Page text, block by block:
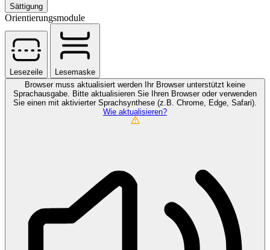
Sättigung
Orientierungsmodule
Lesezeile
Lesemaske
Browser muss aktualisiert werden
Ihr Browser unterstützt keine
Sprachausgabe. Bitte aktualisieren Sie Ihren Browser oder verwenden
Sie einen mit aktivierter Sprachsynthese (z.B. Chrome, Edge, Safari).
Wie aktualisieren?